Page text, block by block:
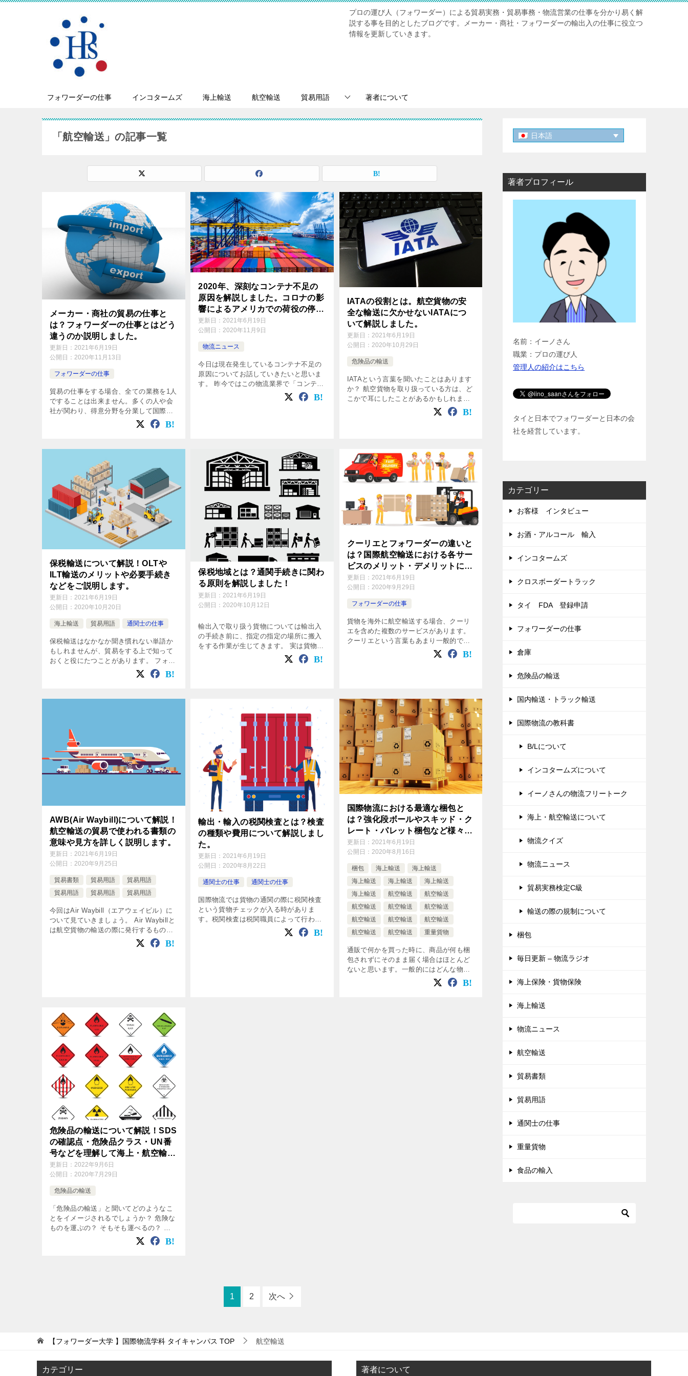
プロの運び人（フォワーダー）による貿易実務・貿易事務・物流営業の仕事を分かり易く解
説する事を目的としたブログです。メーカー・商社・フォワーダーの輸出入の仕事に役立つ
情報を更新していきます。
フォワーダーの仕事 インコタームズ 海上輸送 航空輸送 貿易用語 著者について
「航空輸送」の記事一覧
メーカー・商社の貿易の仕事と
は？フォワーダーの仕事とはどう
違うのか説明しました。
更新日： 2021年6月19日
公開日： 2020年11月13日
フォワーダーの仕事
貿易の仕事をする場合、全ての業務を1人
ですることは出来ません。多くの人や会
社が関わり、得意分野を分業して国際物
流を進めていくことが一般的です。 また
フォワーダーだけでも貿易は出来ませ
向 […]
2020年、深刻なコンテナ不足の
原因を解説しました。コロナの影
響によるアメリカでの荷役の停滞
と中国の勢い。
更新日：2021年6月19日
公開日：2020年11月9日
物流ニュース
今日は現在発生しているコンテナ不足の
原因についてお話していきたいと思いま
す。 昨今ではこの物流業界で「コンテナ
がとにかく無い」と、コンテナショーテ
ージが非常に深刻な問題になっていま
IATAの役割とは。航空貨物の安
全な輸送に欠かせないIATAにつ
いて解説しました。
更新日： 2021年6月19日
公開日： 2020年10月29日
危険品の輸送
IATAという言葉を聞いたことはあります
か？ 航空貨物を取り扱っている方は、ど
こかで耳にしたことがあるかもしれませ
ん。 IATAはイアタまたはアイアタと読み
ます。 International Air Transport […]
保税輸送について解説！OLTや
ILT輸送のメリットや必要手続き
などをご説明します。
更新日： 2021年6月19日
公開日： 2020年10月20日
海上輸送 貿易用語 通関士の仕事
保税輸送はなかなか聞き慣れない単語か
もしれませんが、貿易をする上で知って
おくと役にたつことがあります。 フォワ
ーダーにとって保税輸送は毎日当たり前
のように手配しているとても身近なもの
[…]
保税地域とは？通関手続きに関わ
る原則を解説しました！
更新日： 2021年6月19日
公開日： 2020年10月12日
輸出入で取り扱う貨物については輸出入
の手続き前に、指定の指定の場所に搬入
をする作業が生じてきます。 実は貨物の
搬入場所には、明確なルールが存在して
います。 まずは貨物を保税地域と呼ばれ
クーリエとフォワーダーの違いと
は？国際航空輸送における各サー
ビスのメリット・デメリットにつ
いて解説しました。
更新日： 2021年6月19日
公開日： 2020年9月29日
フォワーダーの仕事
貨物を海外に航空輸送する場合、クーリ
エを含めた複数のサービスがあります。
クーリエという言葉もあまり一般的では
ないと思いますし、またその他のサービ
スの名称も馴染みがないかもしれませ
AWB(Air Waybill)について解説！
航空輸送の貿易で使われる書類の
意味や見方を詳しく説明します。
更新日： 2021年6月19日
公開日： 2020年9月25日
貿易書類 貿易用語
貿易用語
貿易用語
貿易用語 貿易用語
今回はAir Waybill（エアウェイビル）に
ついて見ていきましょう。 Air Waybillと
は航空貨物の輸送の際に発行するもので
すが、しっかりと見てみると色々な役割
があり情報が記載されています。 これか
輸出・輸入の税関検査とは？検査
の種類や費用について解説しまし
た。
更新日： 2021年6月19日
公開日： 2020年8月22日
通関士の仕事 通関士の仕事
国際物流では貨物の通関の際に税関検査
という貨物チェックが入る時がありま
す。税関検査は税関職員によって行わ
れ、海外旅行から帰ってきた際に税関を
通る時に行われているものに共通してい
国際物流における最適な梱包と
は？強化段ボールやスキッド・ク
レート・パレット梱包など様々な
梱包について解説をしました。
更新日： 2021年6月19日
公開日： 2020年8月16日
梱包 海上輸送
海上輸送
海上輸送
海上輸送
海上輸送
海上輸送
航空輸送
航空輸送
航空輸送
航空輸送
航空輸送
航空輸送
航空輸送
航空輸送
航空輸送
航空輸送 重量貨物
通販で何かを買った時に、商品が何も梱
包されずにそのまま届く場合はほとんど
ないと思います。一般的にはどんな物を
運ぶ時でも梱包されています。 そして貿
易の仕事では梱包はなべくお金をかけず
危険品の輸送について解説！SDS
の確認点・危険品クラス・UN番
号などを理解して海上・航空輸送
をスムーズに手配しましょう。
更新日： 2022年9月6日
公開日： 2020年7月29日
危険品の輸送
「危険品の輸送」と聞いてどのようなこ
とをイメージされるでしょうか？ 危険な
ものを運ぶの？ そもそも運べるの？ 実
は危険品にはいろんな種類があって身近
な製品に使われているのも危険品だった
1 2 次へ
日本語
著者プロフィール
名前：イーノさん
職業：プロの運び人
管理人の紹介はこちら
タイと日本でフォワーダーと日本の会
社を経営しています。
カテゴリー
お客様 インタビュー
お酒・アルコール 輸入
インコタームズ
クロスボーダートラック
タイ FDA 登録申請
フォワーダーの仕事
倉庫
危険品の輸送
国内輸送・トラック輸送
国際物流の教科書
B/Lについて
インコタームズについて
イーノさんの物流フリートーク
海上・航空輸送について
物流クイズ
物流ニュース
貿易実務検定C級
輸送の際の規制について
梱包
毎日更新 – 物流ラジオ
海上保険・貨物保険
海上輸送
物流ニュース
航空輸送
貿易書類
貿易用語
通関士の仕事
重量貨物
食品の輸入
【フォワーダー大学 】国際物流学科 タイキャンパス TOP 航空輸送
カテゴリー 著者について